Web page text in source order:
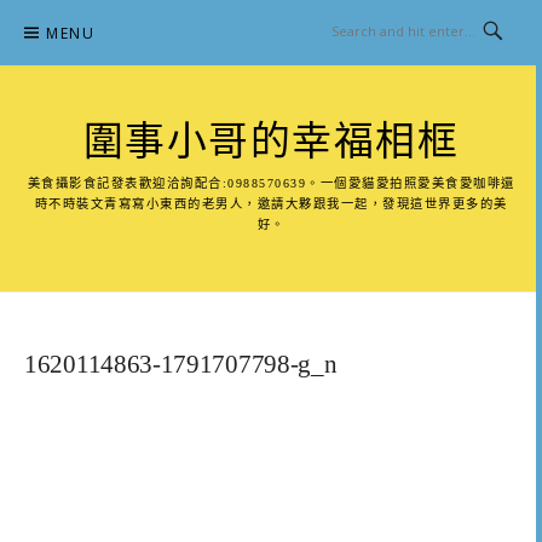
content
MENU
圍事小哥的幸福相框
美食攝影食記發表歡迎洽詢配合:0988570639。一個愛貓愛拍照愛美食愛咖啡還
時不時裝文青寫寫小東西的老男人，邀請大夥跟我一起，發現這世界更多的美
好。
1620114863-1791707798-g_n